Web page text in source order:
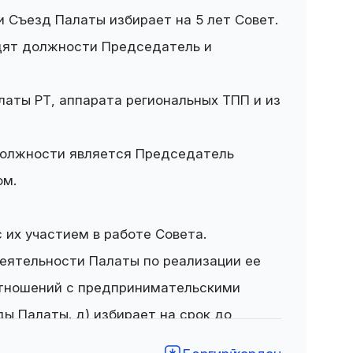
Палаты избирает на 5 лет Совет.
должности Председатель и
РТ, аппарата региональных ТПП и из
является Председатель
участием в работе Совета.
Палаты по реализации ее
с предпринимательскими
Палаты. д) избирает на срок до
на срок до очередного